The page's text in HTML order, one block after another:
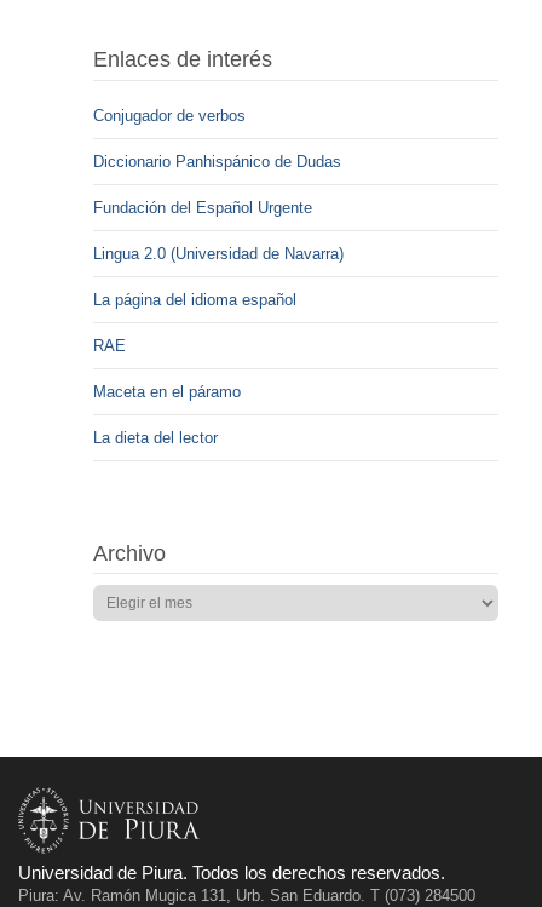
Enlaces de interés
Conjugador de verbos
Diccionario Panhispánico de Dudas
Fundación del Español Urgente
Lingua 2.0 (Universidad de Navarra)
La página del idioma español
RAE
Maceta en el páramo
La dieta del lector
Archivo
Universidad de Piura. Todos los derechos reservados.
Piura: Av. Ramón Mugica 131, Urb. San Eduardo. T (073) 284500